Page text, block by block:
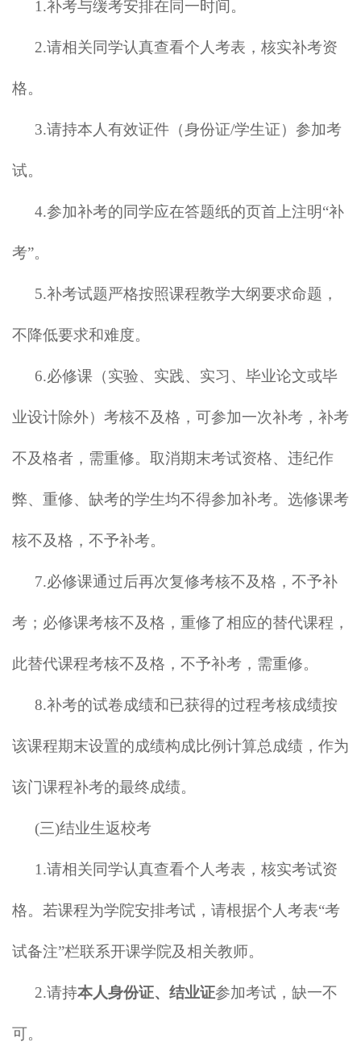
1.补考与缓考安排在同一时间。
2.请相关同学认真查看个人考表，核实补考资
格。
3.请持本人有效证件（身份证/学生证）参加考
试。
4.参加补考的同学应在答题纸的页首上注明“补
考”。
5.补考试题严格按照课程教学大纲要求命题，
不降低要求和难度。
6.必修课（实验、实践、实习、毕业论文或毕
业设计除外）考核不及格，可参加一次补考，补考
不及格者，需重修。取消期末考试资格、违纪作
弊、重修、缺考的学生均不得参加补考。选修课考
核不及格，不予补考。
7.必修课通过后再次复修考核不及格，不予补
考；必修课考核不及格，重修了相应的替代课程，
此替代课程考核不及格，不予补考，需重修。
8.补考的试卷成绩和已获得的过程考核成绩按
该课程期末设置的成绩构成比例计算总成绩，作为
该门课程补考的最终成绩。
(三)结业生返校考
1.请相关同学认真查看个人考表，核实考试资
格。若课程为学院安排考试，请根据个人考表“考
试备注”栏联系开课学院及相关教师。
2.请持本人身份证、结业证参加考试，缺一不
可。